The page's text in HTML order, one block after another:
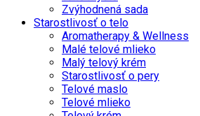
Zvýhodnená sada
Starostlivosť o telo
Aromatherapy & Wellness
Malé telové mlieko
Malý telový krém
Starostlivosť o pery
Telové maslo
Telové mlieko